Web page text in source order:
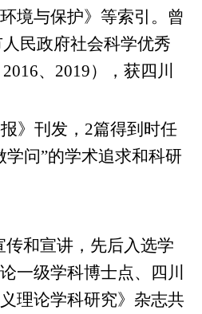
境与保护》等索引。曾
民政府社会科学优秀
、2019），获四川
》刊发，2篇得到时任
问”的学术追求和科研
和宣讲，先后入选学
一级学科博士点、四川
理论学科研究》杂志共